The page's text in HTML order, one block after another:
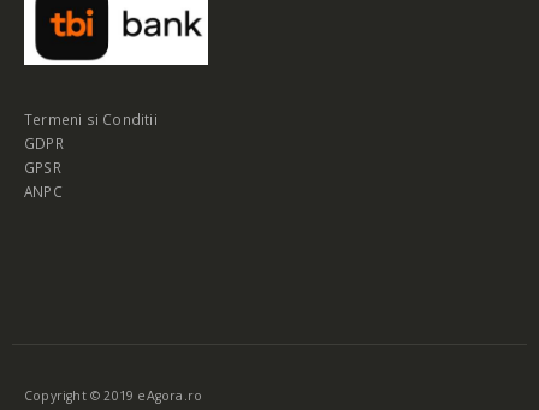
Termeni si Conditii
GDPR
GPSR
ANPC
Copyright © 2019 eAgora.ro